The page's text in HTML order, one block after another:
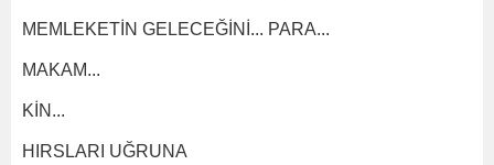
MEMLEKETİN GELECEĞİNİ... PARA...
MAKAM...
KİN...
HIRSLARI UĞRUNA